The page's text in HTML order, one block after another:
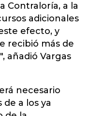
Contraloría, a la
adicionales
efecto, y
recibió más de
añadió Vargas
necesario
a los ya